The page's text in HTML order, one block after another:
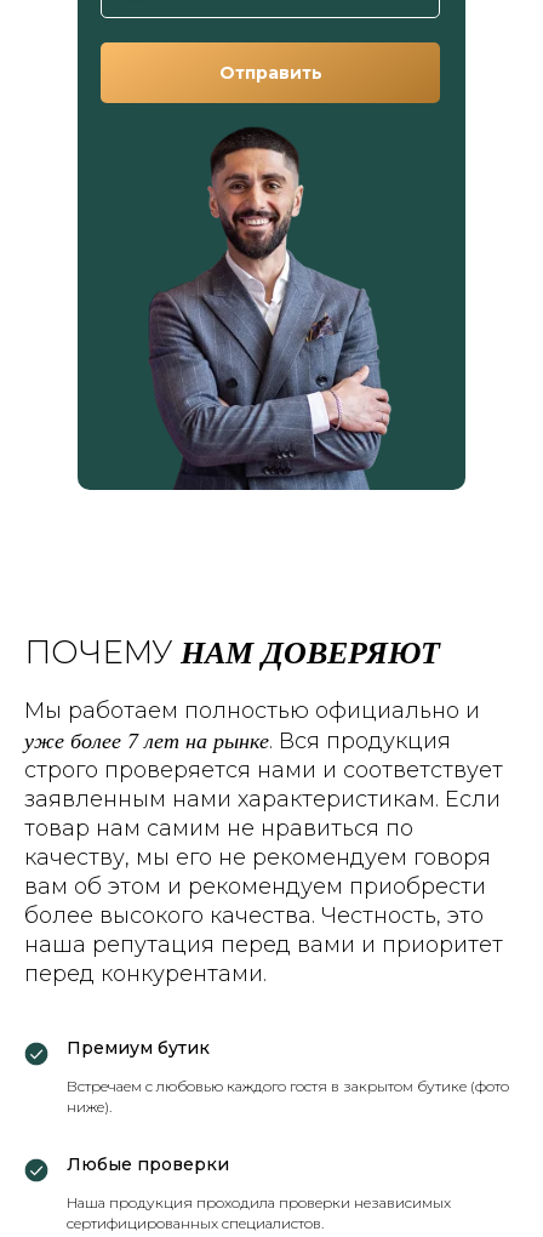
Отправить
ПОЧЕМУ НАМ ДОВЕРЯЮТ
Мы работаем полностью официально и
уже более 7 лет на рынке. Вся продукция
строго проверяется нами и соответствует
заявленным нами характеристикам. Если
товар нам самим не нравиться по
качеству, мы его не рекомендуем говоря
вам об этом и рекомендуем приобрести
более высокого качества. Честность, это
наша репутация перед вами и приоритет
перед конкурентами.
Премиум бутик
Встречаем с любовью каждого гостя в закрытом бутике (фото
ниже).
Любые проверки
Наша продукция проходила проверки независимых
сертифицированных специалистов.